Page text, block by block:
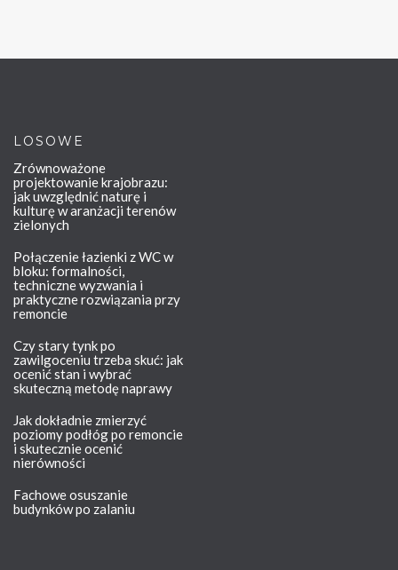
LOSOWE
Zrównoważone
projektowanie krajobrazu:
jak uwzględnić naturę i
kulturę w aranżacji terenów
zielonych
Połączenie łazienki z WC w
bloku: formalności,
techniczne wyzwania i
praktyczne rozwiązania przy
remoncie
Czy stary tynk po
zawilgoceniu trzeba skuć: jak
ocenić stan i wybrać
skuteczną metodę naprawy
Jak dokładnie zmierzyć
poziomy podłóg po remoncie
i skutecznie ocenić
nierówności
Fachowe osuszanie
budynków po zalaniu